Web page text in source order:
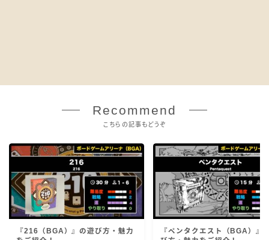
Recommend
こちらの記事もどうぞ
『216（BGA）』の遊び方・魅力
『ペンタクエスト（BGA）』